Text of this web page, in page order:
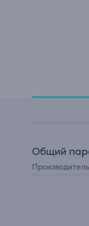
Общий
Производитель